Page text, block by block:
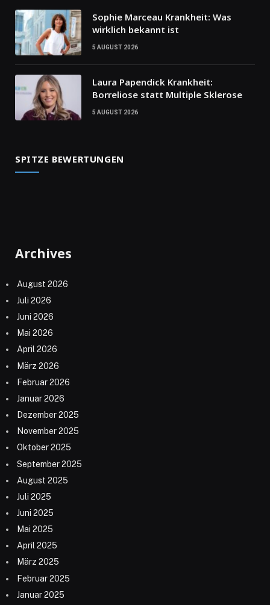
Sophie Marceau Krankheit: Was
wirklich bekannt ist
5 AUGUST 2026
Laura Papendick Krankheit:
Borreliose statt Multiple Sklerose
5 AUGUST 2026
SPITZE BEWERTUNGEN
Archives
August 2026
Juli 2026
Juni 2026
Mai 2026
April 2026
März 2026
Februar 2026
Januar 2026
Dezember 2025
November 2025
Oktober 2025
September 2025
August 2025
Juli 2025
Juni 2025
Mai 2025
April 2025
März 2025
Februar 2025
Januar 2025